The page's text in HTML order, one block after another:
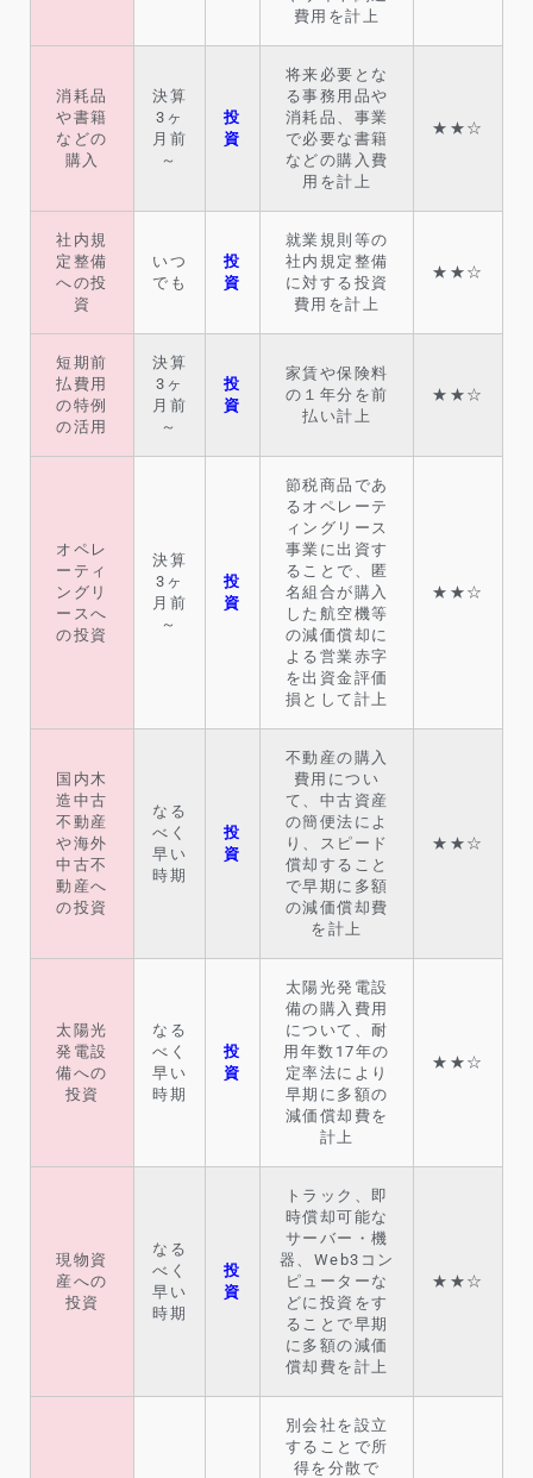
費用を計上
消耗品
や書籍
などの
購入
決算
3ヶ
月前
～
投
資
将来必要とな
る事務用品や
消耗品、事業
で必要な書籍
などの購入費
用を計上
★★☆
社内規
定整備
への投
資
いつ
でも
投
資
就業規則等の
社内規定整備
に対する投資
費用を計上
★★☆
短期前
払費用
の特例
の活用
決算
3ヶ
月前
～
投
資
家賃や保険料
の１年分を前
払い計上
★★☆
オペレ
ーティ
ングリ
ースへ
の投資
決算
3ヶ
月前
～
投
資
節税商品であ
るオペレーテ
ィングリース
事業に出資す
ることで、匿
名組合が購入
した航空機等
の減価償却に
よる営業赤字
を出資金評価
損として計上
★★☆
国内木
造中古
不動産
や海外
中古不
動産へ
の投資
なる
べく
早い
時期
投
資
不動産の購入
費用につい
て、中古資産
の簡便法によ
り、スピード
償却すること
で早期に多額
の減価償却費
を計上
★★☆
太陽光
発電設
備への
投資
なる
べく
早い
時期
投
資
太陽光発電設
備の購入費用
について、耐
用年数17年の
定率法により
早期に多額の
減価償却費を
計上
★★☆
現物資
産への
投資
なる
べく
早い
時期
投
資
トラック、即
時償却可能な
サーバー・機
器、Web3コン
ピューターな
どに投資をす
ることで早期
に多額の減価
償却費を計上
★★☆
別会社を設立
することで所
得を分散で